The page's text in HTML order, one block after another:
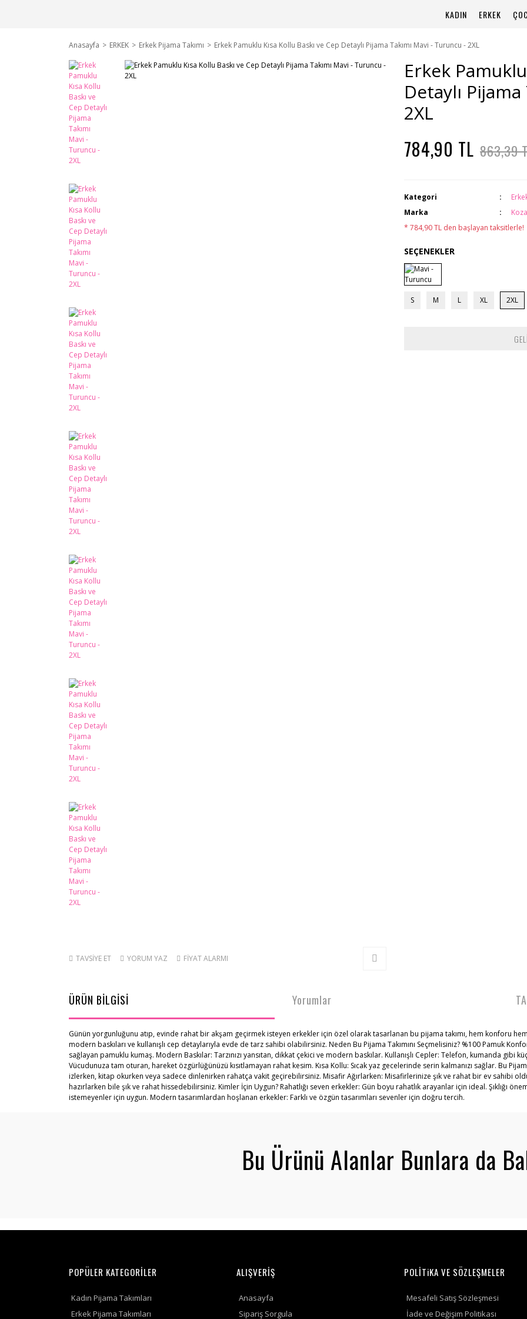
KADIN ERKEK
Anasayfa ERKEK Erkek Pijama Takımı Erkek Pamuklu Kısa Kollu Baskı ve Cep Detaylı Pijama Takımı Mavi - Turuncu - 2XL
TAVSİYE ET YORUM YAZ FİYAT ALARMI
Erkek
Detaylı
2XL
784,90 TL 863,39
Kategori
Marka
* 784,90 TL den başlayan taksitlerle!
SEÇENEKLER
S M L XL 2XL
ÜRÜN BİLGİSİ
Günün yorgunluğunu atıp, evinde rahat bir akşam geçirmek isteyen erkekler için özel olarak tasarlanan bu pijama takımı, hem konforu hem
modern baskıları ve kullanışlı cep detaylarıyla evde de tarz sahibi olabilirsiniz. Neden Bu Pijama Takımını Seçmelisiniz? %100 Pamuk
sağlayan pamuklu kumaş. Modern Baskılar: Tarzınızı yansıtan, dikkat çekici ve modern baskılar. Kullanışlı Cepler: Telefon, kumanda gibi
Vücudunuza tam oturan, hareket özgürlüğünüzü kısıtlamayan rahat kesim. Kısa Kollu: Sıcak yaz gecelerinde serin kalmanızı sağlar. Bu
izlerken, kitap okurken veya sadece dinlenirken rahatça vakit geçirebilirsiniz. Misafir Ağırlarken: Misafirlerinize şık ve rahat bir ev sahibi
hazırlarken bile şık ve rahat hissedebilirsiniz. Kimler İçin Uygun? Rahatlığı seven erkekler: Gün boyu rahatlık arayanlar için ideal. Şıklığı
istemeyenler için uygun. Modern tasarımlardan hoşlanan erkekler: Farklı ve özgün tasarımları sevenler için doğru tercih.
Yorumlar
Bu Ürünü Alanlar Bunlara da
POPÜLER KATEGORİLER
Kadın Pijama Takımları
Erkek Pijama Takımları
ALIŞVERİŞ
Anasayfa
Sipariş Sorgula
POLİTiKA VE SÖZLEŞMELER
Mesafeli Satış Sözleşmesi
İade ve Değişim Politikası